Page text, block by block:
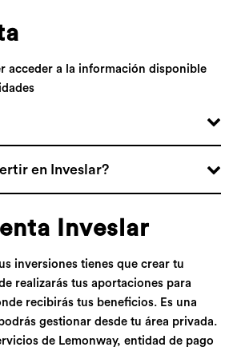
acceder a la información disponible
en Inveslar?
Inveslar
inversiones tienes que crear tu
realizarás tus aportaciones para
recibirás tus beneficios. Es una
gestionar desde tu área privada.
de Lemonway, entidad de pago